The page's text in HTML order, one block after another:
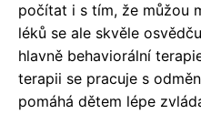
počítat i s tím, že můžou
léků se ale skvěle
hlavně behaviorální
terapii se pracuje s
pomáhá dětem lépe